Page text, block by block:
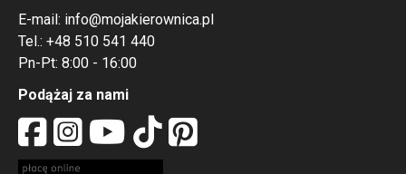
E-mail: info@mojakierownica.pl
Tel.: +48 510 541 440
Pn-Pt: 8:00 - 16:00
Podążaj za nami